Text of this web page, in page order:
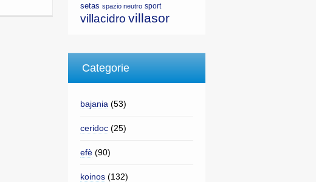
setas spazio neutro sport
villacidro villasor
Categorie
bajania (53)
ceridoc(25)
efè(90)
koinos(132)